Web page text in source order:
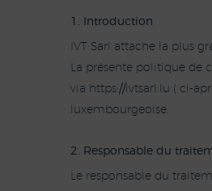
1. Introduction
IVT Sarl attache la plus
La présente politique de
via https://ivtsarl.lu ( ci-
luxembourgeoise.
2. Responsable du
Le responsable du